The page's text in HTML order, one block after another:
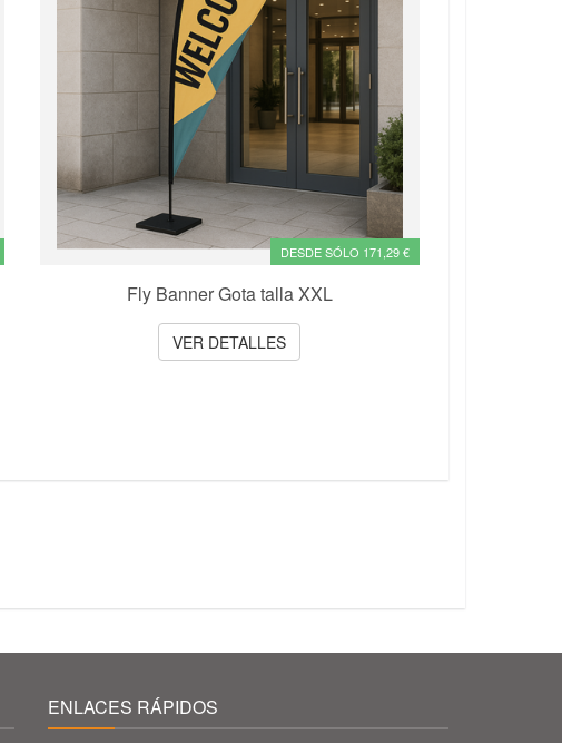
DESDE SÓLO 171,29 €
Fly Banner Gota talla XXL
VER DETALLES
ENLACES RÁPIDOS